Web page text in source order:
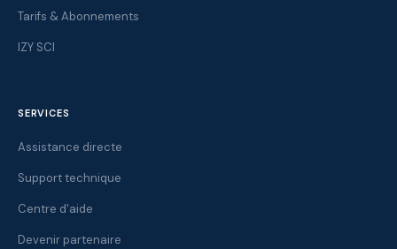
Tarifs & Abonnements
IZY SCI
SERVICES
Assistance directe
Support technique
Centre d'aide
Devenir partenaire